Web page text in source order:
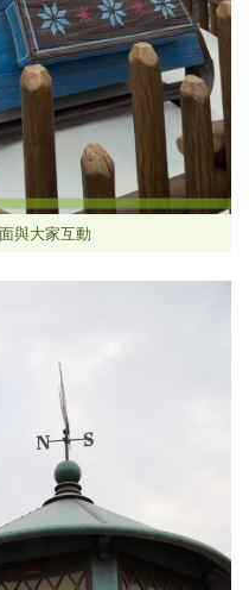
與大家互動